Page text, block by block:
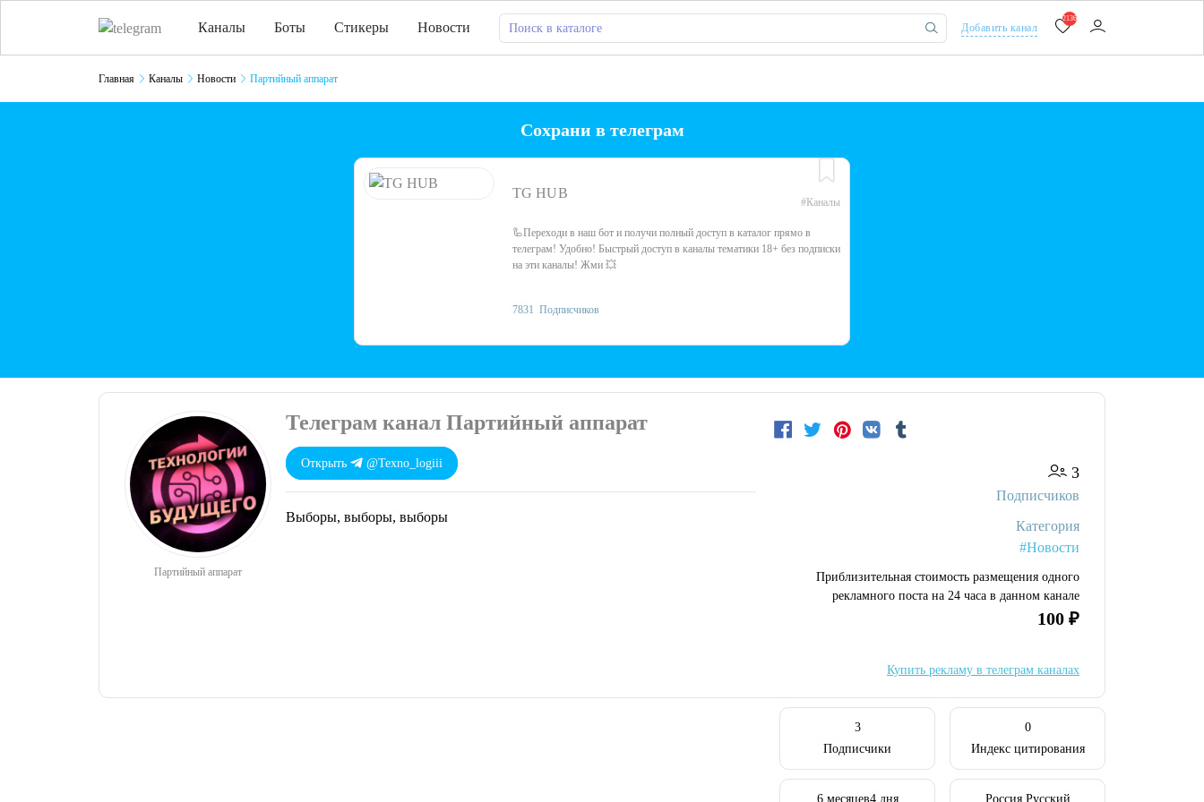
Каналы Боты Стикеры Новости Добавить канал
2136
Главная Каналы Новости Партийный аппарат
Сохрани в телеграм
TG HUB
#Каналы
🦾Переходи в наш бот и получи полный доступ в каталог прямо в
телеграм! Удобно! Быстрый доступ в каналы тематики 18+ без подписки
на эти каналы! Жми 💥
7831 Подписчиков
Партийный аппарат
Телеграм канал Партийный аппарат
Открыть @Texno_logiii
Выборы, выборы, выборы
3
Подписчиков
Категория
#Новости
Приблизительная стоимость размещения одного
рекламного поста на 24 часа в данном канале
100 ₽
Купить рекламу в телеграм каналах
3
Подписчики
0
Индекс цитирования
6 месяцев4 дня
Россия Русский